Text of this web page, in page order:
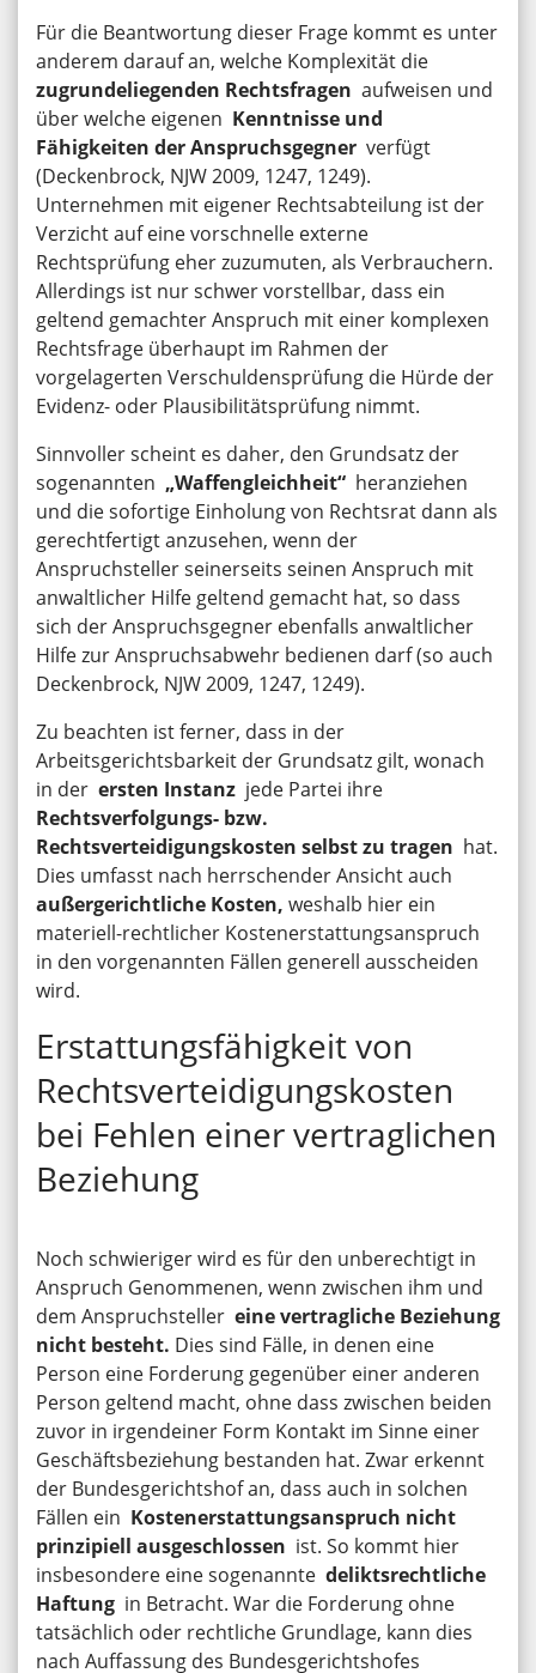
Für die Beantwortung dieser Frage kommt es unter
anderem darauf an, welche Komplexität die
zugrundeliegenden Rechtsfragen aufweisen und
über welche eigenen Kenntnisse und
Fähigkeiten der Anspruchsgegner verfügt
(Deckenbrock, NJW 2009, 1247, 1249).
Unternehmen mit eigener Rechtsabteilung ist der
Verzicht auf eine vorschnelle externe
Rechtsprüfung eher zuzumuten, als Verbrauchern.
Allerdings ist nur schwer vorstellbar, dass ein
geltend gemachter Anspruch mit einer komplexen
Rechtsfrage überhaupt im Rahmen der
vorgelagerten Verschuldensprüfung die Hürde der
Evidenz- oder Plausibilitätsprüfung nimmt.
Sinnvoller scheint es daher, den Grundsatz der
sogenannten „Waffengleichheit“ heranziehen
und die sofortige Einholung von Rechtsrat dann als
gerechtfertigt anzusehen, wenn der
Anspruchsteller seinerseits seinen Anspruch mit
anwaltlicher Hilfe geltend gemacht hat, so dass
sich der Anspruchsgegner ebenfalls anwaltlicher
Hilfe zur Anspruchsabwehr bedienen darf (so auch
Deckenbrock, NJW 2009, 1247, 1249).
Zu beachten ist ferner, dass in der
Arbeitsgerichtsbarkeit der Grundsatz gilt, wonach
in der ersten Instanz jede Partei ihre
Rechtsverfolgungs- bzw.
Rechtsverteidigungskosten selbst zu tragen hat.
Dies umfasst nach herrschender Ansicht auch
außergerichtliche Kosten, weshalb hier ein
materiell-rechtlicher Kostenerstattungsanspruch
in den vorgenannten Fällen generell ausscheiden
wird.
Erstattungsfähigkeit von
Rechtsverteidigungskosten
bei Fehlen einer vertraglichen
Beziehung
Noch schwieriger wird es für den unberechtigt in
Anspruch Genommenen, wenn zwischen ihm und
dem Anspruchsteller eine vertragliche Beziehung
nicht besteht. Dies sind Fälle, in denen eine
Person eine Forderung gegenüber einer anderen
Person geltend macht, ohne dass zwischen beiden
zuvor in irgendeiner Form Kontakt im Sinne einer
Geschäftsbeziehung bestanden hat. Zwar erkennt
der Bundesgerichtshof an, dass auch in solchen
Fällen ein Kostenerstattungsanspruch nicht
prinzipiell ausgeschlossen ist. So kommt hier
insbesondere eine sogenannte deliktsrechtliche
Haftung in Betracht. War die Forderung ohne
tatsächlich oder rechtliche Grundlage, kann dies
nach Auffassung des Bundesgerichtshofes